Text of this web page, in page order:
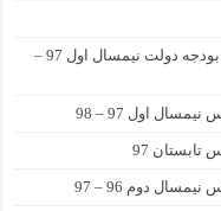
دانلود رایگان نمونه سوال اصول تنظیم و کنترل بودجه دولت نیمسال اول 97 –
اول 97 – 98
97
دوم 96 – 97